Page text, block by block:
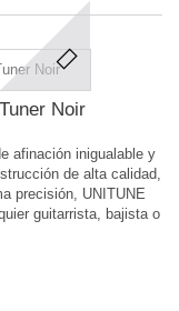
Noir
afinación inigualable y
de alta calidad,
precisión, UNITUNE
guitarrista, bajista o